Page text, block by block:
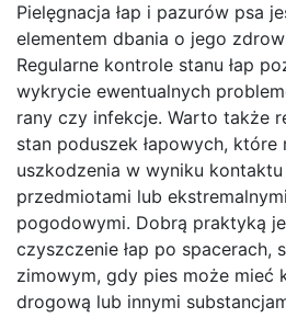
Pielęgnacja łap i pazurów psa
elementem dbania o jego
Regularne kontrole stanu łap
wykrycie ewentualnych
rany czy infekcje. Warto także
stan poduszek łapowych,
uszkodzenia w wyniku
przedmiotami lub
pogodowymi. Dobrą praktyką
czyszczenie łap po spacerach,
zimowym, gdy pies może mieć
drogową lub innymi